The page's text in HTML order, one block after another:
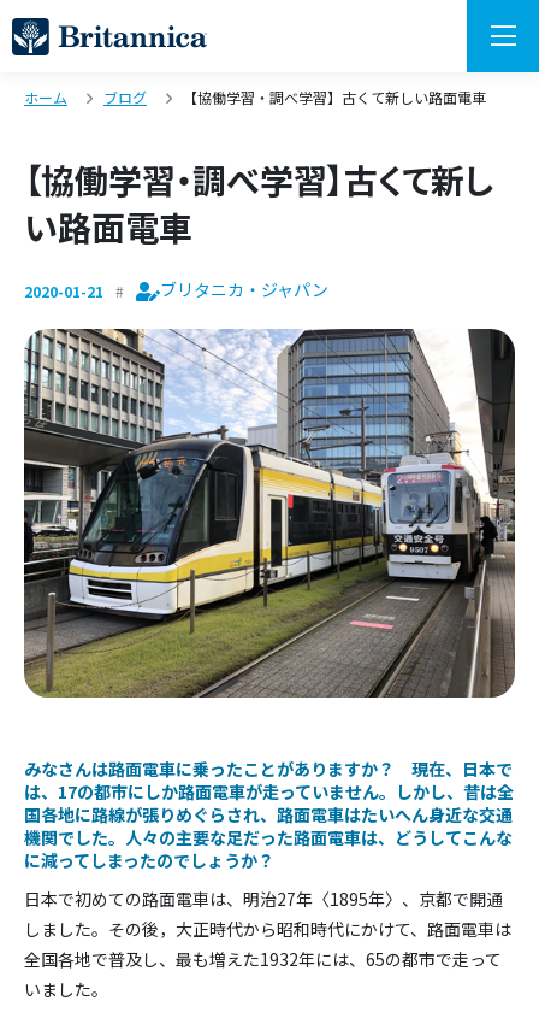
ホーム ブログ 【協働学習・調べ学習】古くて新しい路面電車
【協働学習・調べ学習】古くて新し
い路面電車
2020-01-21 ブリタニカ・ジャパン
みなさんは路面電車に乗ったことがありますか？ 現在、日本で
は、17の都市にしか路面電車が走っていません。しかし、昔は全
国各地に路線が張りめぐらされ、路面電車はたいへん身近な交通
機関でした。人々の主要な足だった路面電車は、どうしてこんな
に減ってしまったのでしょうか？
日本で初めての路面電車は、明治27年〈1895年〉、京都で開通
しました。その後，大正時代から昭和時代にかけて、路面電車は
全国各地で普及し、最も増えた1932年には、65の都市で走って
いました。